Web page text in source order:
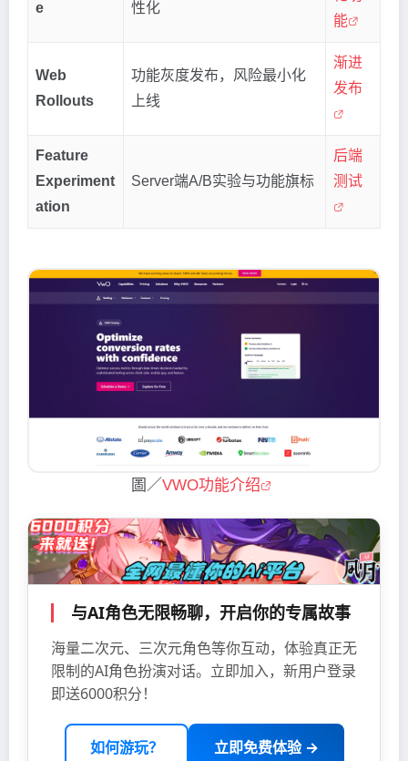
e 性化
能
Web
Rollouts
功能灰度发布，风险最小化
上线
渐进
发布
Feature
Experiment
ation
Server端A/B实验与功能旗标
后端
测试
圖／VWO功能介绍
与AI角色无限畅聊，开启你的专属故事
海量二次元、三次元角色等你互动，体验真正无
限制的AI角色扮演对话。立即加入，新用户登录
即送6000积分！
如何游玩？ 立即免费体验 →